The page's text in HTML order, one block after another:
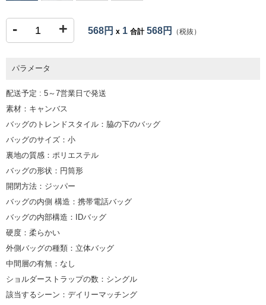
- + 568円 x 1 合計568円 （税抜）
パラメータ
配送予定 : 5～7営業日で発送
素材：キャンバス
バッグのトレンドスタイル：脇の下のバッグ
バッグのサイズ：小
裏地の質感：ポリエステル
バッグの形状：円筒形
開閉方法：ジッパー
バッグの内側 構造：携帯電話バッグ
バッグの内部構造：IDバッグ
硬度：柔らかい
外側バッグの種類：立体バッグ
中間層の有無：なし
ショルダーストラップの数：シングル
該当するシーン：デイリーマッチング